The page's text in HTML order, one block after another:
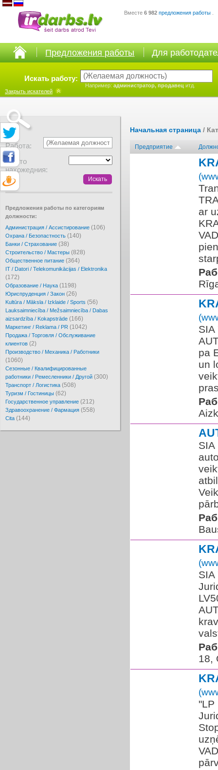
Вместе 6 982 предложения работы
Предложения работы Для
Искать работу:
Например: администратор, продавец итд.
Закрыть искателей
Работа:
Место
нахожедния:
Предложения работы по категориям
должности:
Администрация / Ассистирование (106)
Охрана / Безопастность (140)
Банки / Страхование (38)
Cтроительство / Мастеры (828)
Oбщественное питание (364)
IT / Datori / Telekomunikācijas / Elektronika
(172)
Образование / Наука (1198)
Юриспруденция / Закон (26)
Kultūra / Māksla / Izklaide / Sports (56)
Lauksaimniecība / Mežsaimniecība / Dabas
aizsardzība / Kokapstrāde (166)
Маркетинг / Reklama / PR (1042)
Продажа / Торговля / Обслуживание
клиентов (2)
Производство / Механика / Работники
(1060)
Сезонные / Квалифицированные
работники / Ремесленники / Другой (300)
Транспорт / Логистика (508)
Туризм / Гостиницы (62)
Государственное управление (212)
Здравоохранение / Фармация (558)
Cita (144)
Начальная страница /
Предприятие
ar
​SIA
pa
un
SIA
SIA
18,
"LP